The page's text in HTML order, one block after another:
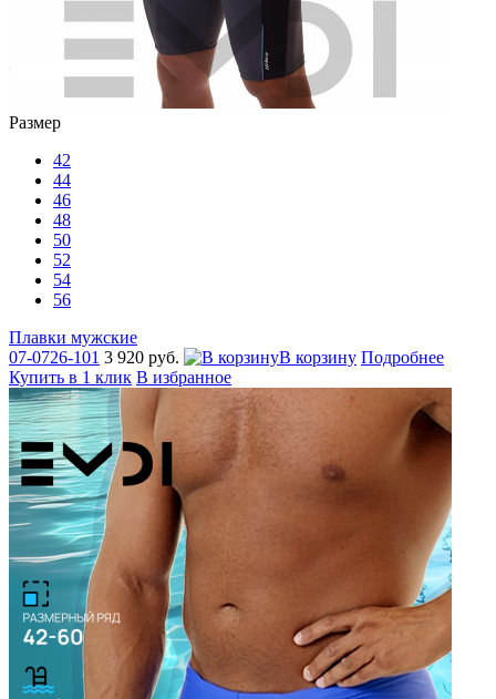
Размер
42
44
46
48
50
52
54
56
Плавки мужские
07-0726-101 3 920 руб. В корзину Подробнее
Купить в 1 клик В избранное